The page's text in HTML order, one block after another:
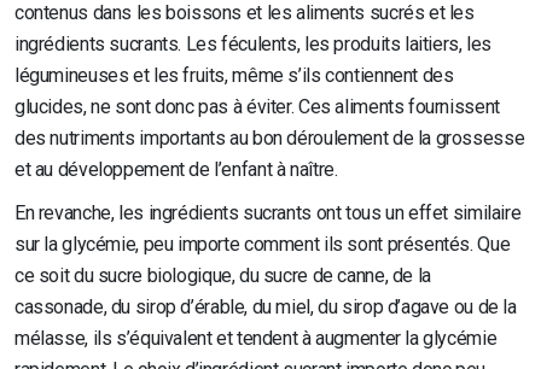
contenus dans les boissons et les aliments sucrés et les
ingrédients sucrants. Les féculents, les produits laitiers, les
légumineuses et les fruits, même s’ils contiennent des
glucides, ne sont donc pas à éviter. Ces aliments fournissent
des nutriments importants au bon déroulement de la grossesse
et au développement de l’enfant à naître.
En revanche, les ingrédients sucrants ont tous un effet similaire
sur la glycémie, peu importe comment ils sont présentés. Que
ce soit du sucre biologique, du sucre de canne, de la
cassonade, du sirop d’érable, du miel, du sirop d’agave ou de la
mélasse, ils s’équivalent et tendent à augmenter la glycémie